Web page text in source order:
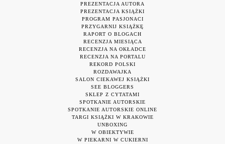
PREZENTACJA AUTORA
PREZENTACJA KSIĄŻKI
PROGRAM PASJONACI
PRZYGARNIJ KSIĄŻKĘ
RAPORT O BLOGACH
RECENZJA MIESIĄCA
RECENZJA NA OKŁADCE
RECENZJA NA PORTALU
REKORD POLSKI
ROZDAWAJKA
SALON CIEKAWEJ KSIĄŻKI
SEE BLOGGERS
SKLEP Z CYTATAMI
SPOTKANIE AUTORSKIE
SPOTKANIE AUTORSKIE ONLINE
TARGI KSIĄŻKI W KRAKOWIE
UNBOXING
W OBIEKTYWIE
W PIEKARNI W CUKIERNI